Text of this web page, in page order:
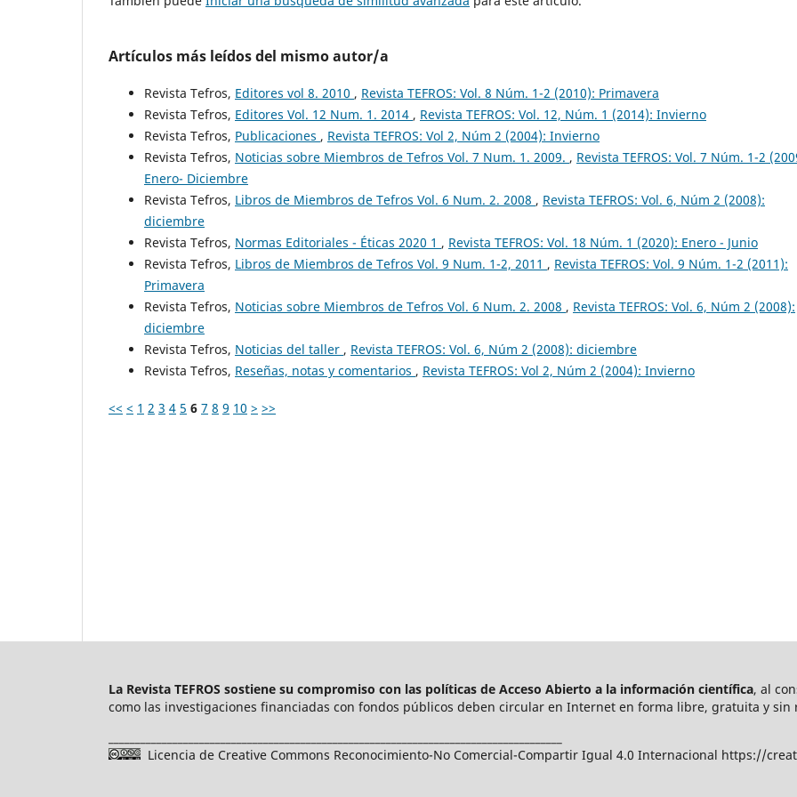
Artículos más leídos del mismo autor/a
Revista Tefros, Editores vol 8. 2010 , Revista TEFROS: Vol. 8 Núm. 1-2 (2010): Primavera
Revista Tefros, Editores Vol. 12 Num. 1. 2014 , Revista TEFROS: Vol. 12, Núm. 1 (2014): Invierno
Revista Tefros, Publicaciones , Revista TEFROS: Vol 2, Núm 2 (2004): Invierno
Revista Tefros, Noticias sobre Miembros de Tefros Vol. 7 Num. 1. 2009. , Revista TEFROS: Vol. 7 Núm. 1-2
Enero- Diciembre
Revista Tefros, Libros de Miembros de Tefros Vol. 6 Num. 2. 2008 , Revista TEFROS: Vol. 6, Núm 2 (2008):
diciembre
Revista Tefros, Normas Editoriales - Éticas 2020 1 , Revista TEFROS: Vol. 18 Núm. 1 (2020): Enero - Junio
Revista Tefros, Libros de Miembros de Tefros Vol. 9 Num. 1-2, 2011 , Revista TEFROS: Vol. 9 Núm. 1-2 (2011):
Primavera
Revista Tefros, Noticias sobre Miembros de Tefros Vol. 6 Num. 2. 2008 , Revista TEFROS: Vol. 6, Núm 2 (2008):
diciembre
Revista Tefros, Noticias del taller , Revista TEFROS: Vol. 6, Núm 2 (2008): diciembre
Revista Tefros, Reseñas, notas y comentarios , Revista TEFROS: Vol 2, Núm 2 (2004): Invierno
<< < 1 2 3 4 5 6 7 8 9 10 > >>
La Revista TEFROS sostiene su compromiso con las políticas de Acceso Abierto a la información científica, al
como las investigaciones financiadas con fondos públicos deben circular en Internet en forma libre, gratuita y sin
Licencia de Creative Commons Reconocimiento-No Comercial-Compartir Igual 4.0 Internacional https://